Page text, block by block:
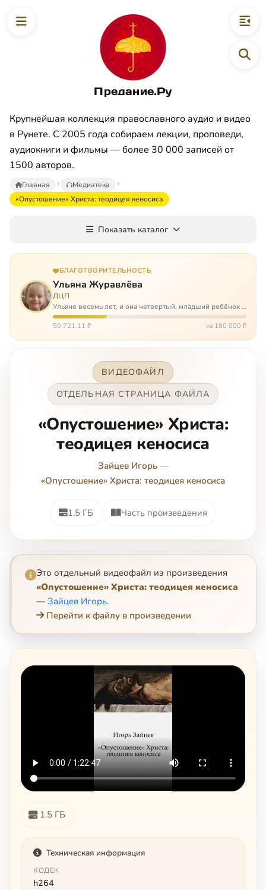
Предание.Ру
Крупнейшая коллекция православного аудио и видео
в Рунете. С 2005 года собираем лекции, проповеди,
аудиокниги и фильмы — более 30 000 записей от
1500 авторов.
Главная
Медиатека
«Опустошение» Христа: теодицея кеносиса
Показать каталог
БЛАГОТВОРИТЕЛЬНОСТЬ
Ульяна Журавлёва
ДЦП
Ульяне восемь лет, и она четвертый, младший ребёнок в
многодетной семье. И с самого рождения Ульяну лечат.
Несколько операций, ежедневные процедуры,
50 721,11 ₽ из 180 000 ₽
ВИДЕОФАЙЛ
ОТДЕЛЬНАЯ СТРАНИЦА ФАЙЛА
«Опустошение» Христа:
теодицея кеносиса
Зайцев Игорь—
«Опустошение» Христа: теодицея кеносиса
1.5 ГБ Часть произведения
Это отдельный видеофайл из произведения
«Опустошение» Христа: теодицея кеносиса
— Зайцев Игорь.
Перейти к файлу в произведении
1.5 ГБ
Техническая информация
КОДЕК
h264